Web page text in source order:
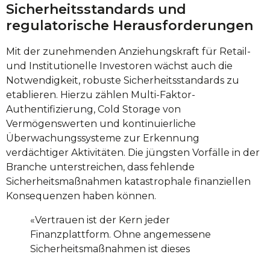
Sicherheitsstandards und
regulatorische Herausforderungen
Mit der zunehmenden Anziehungskraft für Retail-
und Institutionelle Investoren wächst auch die
Notwendigkeit, robuste Sicherheitsstandards zu
etablieren. Hierzu zählen Multi-Faktor-
Authentifizierung, Cold Storage von
Vermögenswerten und kontinuierliche
Überwachungssysteme zur Erkennung
verdächtiger Aktivitäten. Die jüngsten Vorfälle in der
Branche unterstreichen, dass fehlende
Sicherheitsmaßnahmen katastrophale finanziellen
Konsequenzen haben können.
«Vertrauen ist der Kern jeder
Finanzplattform. Ohne angemessene
Sicherheitsmaßnahmen ist dieses